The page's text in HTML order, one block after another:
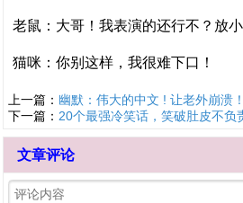
老鼠：大哥！我表演的还行不？放
猫咪：你别这样，我很难下口！
上一篇： 幽默：伟大的中文 ! 让老外崩溃！
下一篇： 20个最强冷笑话，笑破肚皮不负
文章评论